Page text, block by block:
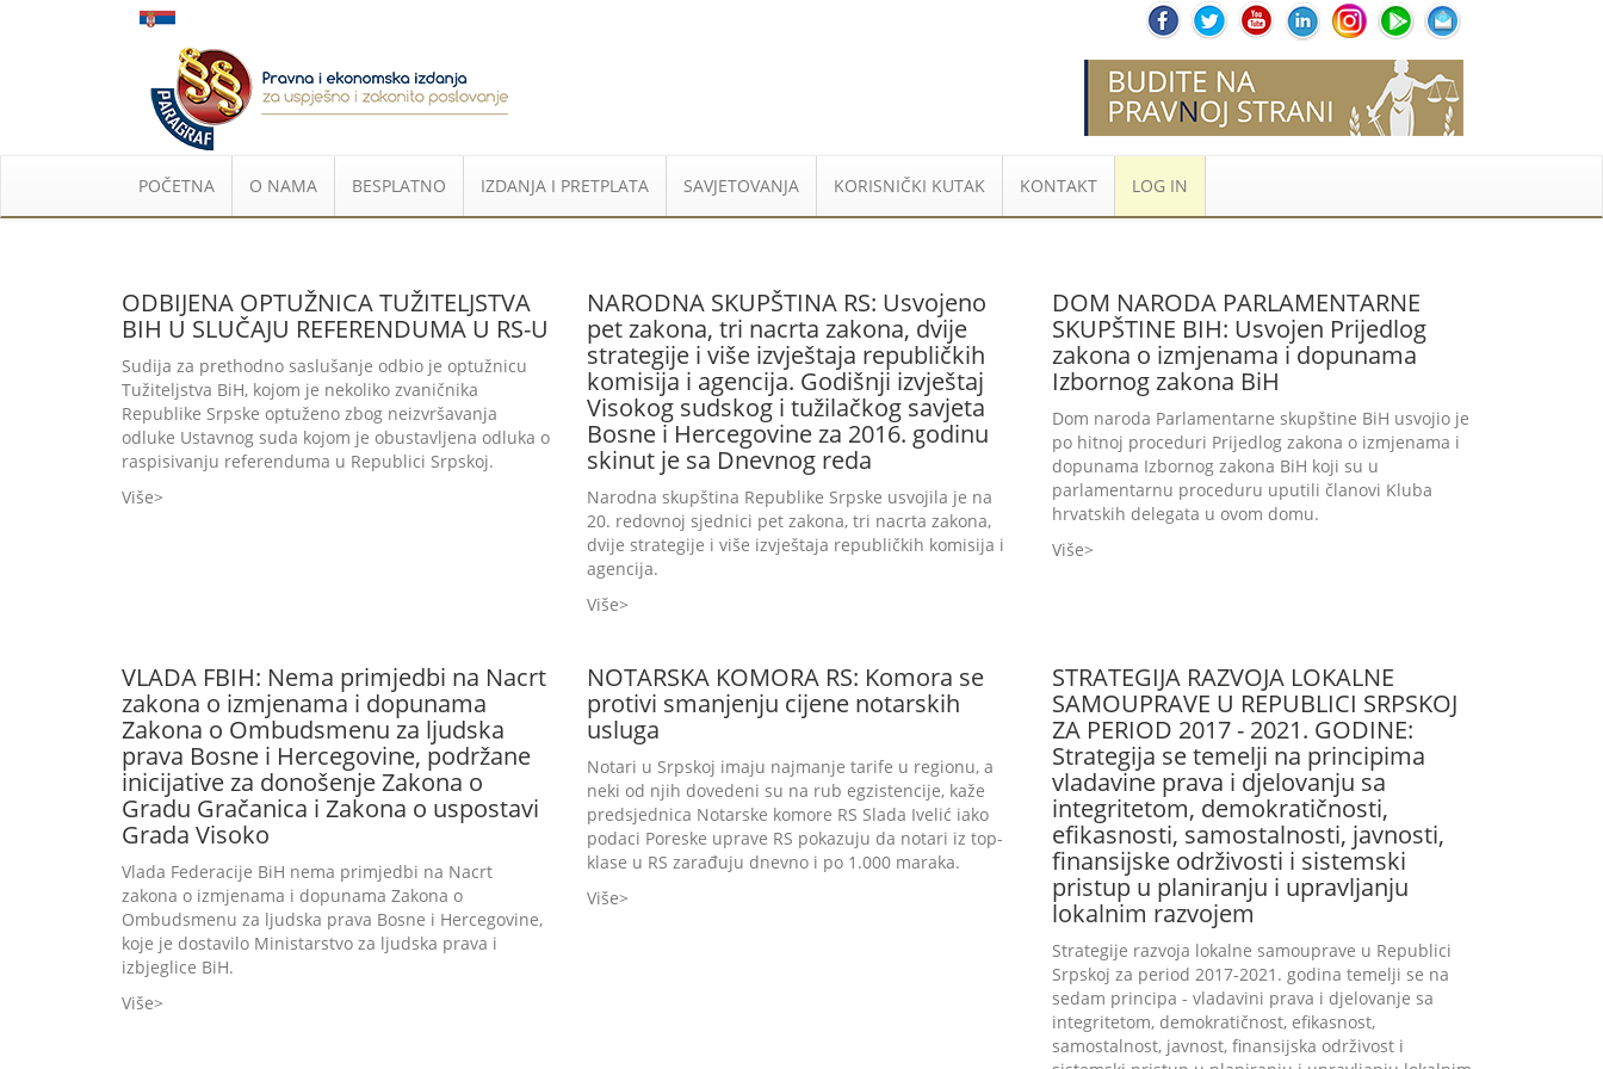
POČETNA O NAMA BESPLATNO IZDANJA I PRETPLATA SAVJETOVANJA KORISNIČKI KUTAK KONTAKT LOG IN
ODBIJENA OPTUŽNICA TUŽITELJSTVA
BIH U SLUČAJU REFERENDUMA U RS-U
Sudija za prethodno saslušanje odbio je optužnicu
Tužiteljstva BiH, kojom je nekoliko zvaničnika
Republike Srpske optuženo zbog neizvršavanja
odluke Ustavnog suda kojom je obustavljena odluka o
raspisivanju referenduma u Republici Srpskoj.
Više
NARODNA SKUPŠTINA RS: Usvojeno
pet zakona, tri nacrta zakona, dvije
strategije i više izvještaja republičkih
komisija i agencija. Godišnji izvještaj
Visokog sudskog i tužilačkog savjeta
Bosne i Hercegovine za 2016. godinu
skinut je sa Dnevnog reda
Narodna skupština Republike Srpske usvojila je na
20. redovnoj sjednici pet zakona, tri nacrta zakona,
dvije strategije i više izvještaja republičkih komisija i
agencija.
Više
DOM NARODA PARLAMENTARNE
SKUPŠTINE BIH: Usvojen Prijedlog
zakona o izmjenama i dopunama
Izbornog zakona BiH
Dom naroda Parlamentarne skupštine BiH usvojio je
po hitnoj proceduri Prijedlog zakona o izmjenama i
dopunama Izbornog zakona BiH koji su u
parlamentarnu proceduru uputili članovi Kluba
hrvatskih delegata u ovom domu.
Više
VLADA FBIH: Nema primjedbi na Nacrt
zakona o izmjenama i dopunama
Zakona o Ombudsmenu za ljudska
prava Bosne i Hercegovine, podržane
inicijative za donošenje Zakona o
Gradu Gračanica i Zakona o uspostavi
Grada Visoko
Vlada Federacije BiH nema primjedbi na Nacrt
zakona o izmjenama i dopunama Zakona o
Ombudsmenu za ljudska prava Bosne i Hercegovine,
koje je dostavilo Ministarstvo za ljudska prava i
izbjeglice BiH.
Više
NOTARSKA KOMORA RS: Komora se
protivi smanjenju cijene notarskih
usluga
Notari u Srpskoj imaju najmanje tarife u regionu, a
neki od njih dovedeni su na rub egzistencije, kaže
predsjednica Notarske komore RS Slada Ivelić iako
podaci Poreske uprave RS pokazuju da notari iz top-
klase u RS zarađuju dnevno i po 1.000 maraka.
Više
STRATEGIJA RAZVOJA LOKALNE
SAMOUPRAVE U REPUBLICI SRPSKOJ
ZA PERIOD 2017 - 2021. GODINE:
Strategija se temelji na principima
vladavine prava i djelovanju sa
integritetom, demokratičnosti,
efikasnosti, samostalnosti, javnosti,
finansijske održivosti i sistemski
pristup u planiranju i upravljanju
lokalnim razvojem
Strategije razvoja lokalne samouprave u Republici
Srpskoj za period 2017-2021. godina temelji se na
sedam principa - vladavini prava i djelovanje sa
integritetom, demokratičnost, efikasnost,
samostalnost, javnost, finansijska održivost i